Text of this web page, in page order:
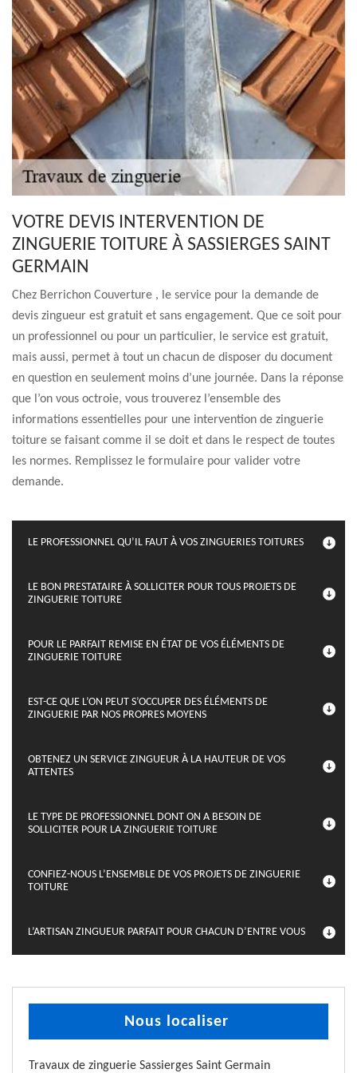
VOTRE DEVIS INTERVENTION DE
ZINGUERIE TOITURE À SASSIERGES SAINT
GERMAIN
Chez Berrichon Couverture , le service pour la demande de
devis zingueur est gratuit et sans engagement. Que ce soit pour
un professionnel ou pour un particulier, le service est gratuit,
mais aussi, permet à tout un chacun de disposer du document
en question en seulement moins d’une journée. Dans la réponse
que l’on vous octroie, vous trouverez l’ensemble des
informations essentielles pour une intervention de zinguerie
toiture se faisant comme il se doit et dans le respect de toutes
les normes. Remplissez le formulaire pour valider votre
demande.
LE PROFESSIONNEL QU’IL FAUT À VOS ZINGUERIES TOITURES
LE BON PRESTATAIRE À SOLLICITER POUR TOUS PROJETS DE
ZINGUERIE TOITURE
POUR LE PARFAIT REMISE EN ÉTAT DE VOS ÉLÉMENTS DE
ZINGUERIE TOITURE
EST-CE QUE L’ON PEUT S’OCCUPER DES ÉLÉMENTS DE
ZINGUERIE PAR NOS PROPRES MOYENS
OBTENEZ UN SERVICE ZINGUEUR À LA HAUTEUR DE VOS
ATTENTES
LE TYPE DE PROFESSIONNEL DONT ON A BESOIN DE
SOLLICITER POUR LA ZINGUERIE TOITURE
CONFIEZ-NOUS L’ENSEMBLE DE VOS PROJETS DE ZINGUERIE
TOITURE
L’ARTISAN ZINGUEUR PARFAIT POUR CHACUN D’ENTRE VOUS
Nous localiser
Travaux de zinguerie Sassierges Saint Germain